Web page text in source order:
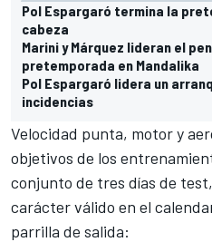
Pol Espargaró termina la
cabeza
Marini y Márquez lideran el
pretemporada en Mandalika
Pol Espargaró lidera un
incidencias
Velocidad punta, motor y
objetivos de los
conjunto de tres días de
carácter válido en el
parrilla de salida: